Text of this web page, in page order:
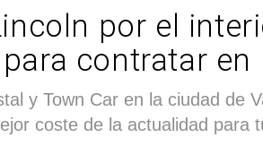
por el
contratar en
y Town Car en la ciudad de
coste de la actualidad para